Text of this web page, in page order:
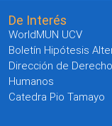
De Interés
WorldMUN UCV
Boletín Hipótesis
Dirección de
Humanos
Catedra Pio Tamayo